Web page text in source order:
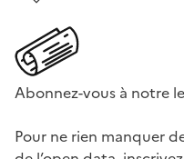
Abonnez-vous à notre
Pour ne rien manquer